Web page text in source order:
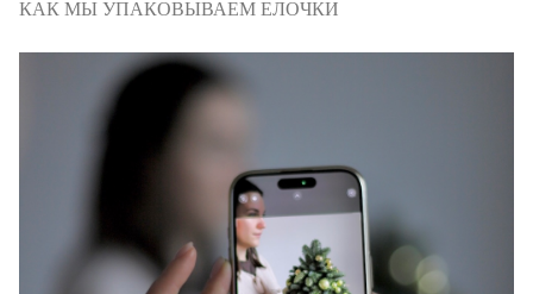
КАК МЫ УПАКОВЫВАЕМ ЕЛОЧКИ